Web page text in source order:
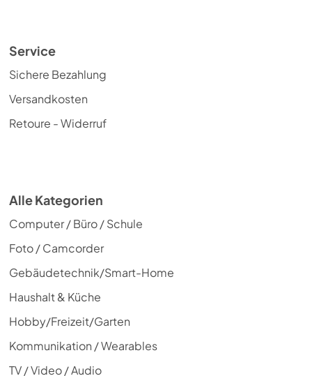
Service
Sichere Bezahlung
Versandkosten
Retoure - Widerruf
Alle Kategorien
Computer / Büro / Schule
Foto / Camcorder
Gebäudetechnik/Smart-Home
Haushalt & Küche
Hobby/Freizeit/Garten
Kommunikation / Wearables
TV / Video / Audio